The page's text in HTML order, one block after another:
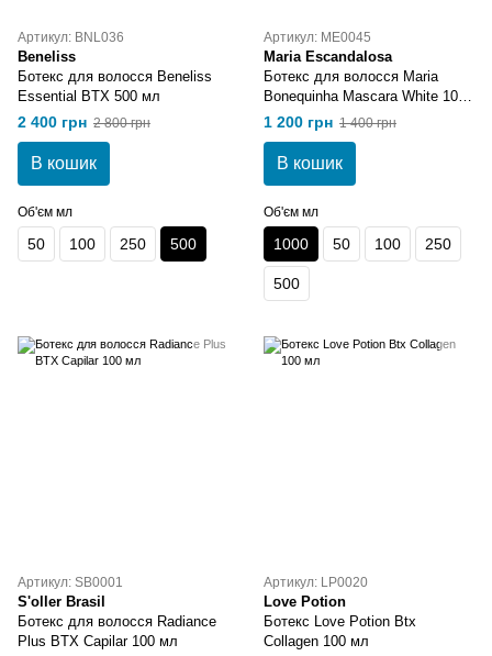
Артикул: BNL036
Beneliss
Ботекс для волосся Beneliss
Essential BTX 500 мл
2 400 грн 2 800 грн
В кошик
Об'єм мл
50 100 250 500
Артикул: ME0045
Maria Escandalosa
Ботекс для волосся Maria
Bonequinha Mascara White 1000
мл
1 200 грн 1 400 грн
В кошик
Об'єм мл
1000 50 100 250
500
Артикул: SB0001
S'oller Brasil
Ботекс для волосся Radiance
Plus BTX Capilar 100 мл
Артикул: LP0020
Love Potion
Ботекс Love Potion Btx
Collagen 100 мл